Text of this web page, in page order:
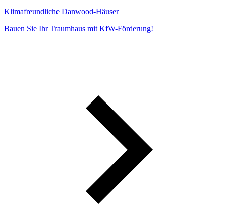
Klimafreundliche Danwood-Häuser
Bauen Sie Ihr Traumhaus mit KfW-Förderung!